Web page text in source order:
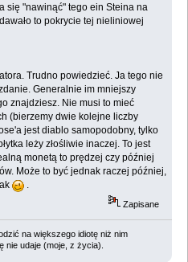
się "nawinąć" tego ein Steina na
to pokrycie tej nieliniowej
Trudno powiedzieć. Ja tego nie
Generalnie im mniejszy
znajdziesz. Nie musi to mieć
(bierzemy dwie kolejne liczby
jest diablo samopodobny, tylko
leży złośliwie inaczej. To jest
monetą to prędzej czy później
Może to być jednak raczej później,
.
Zapisane
na większego idiotę niż nim
nie udaje (moje, z życia).